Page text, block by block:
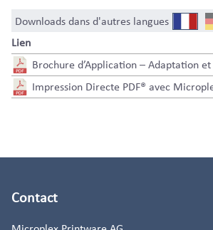
Downloads dans d'autres langues
Lien
Brochure d’Application – Adaptation
Impression Directe PDF® avec
Contact